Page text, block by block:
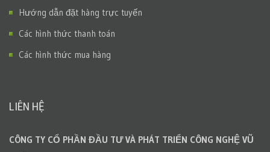
Hướng dẫn đặt hàng trực tuyến
Các hình thức thanh toán
Các hình thức mua hàng
LIÊN HỆ
CÔNG TY CỔ PHẦN ĐẦU TƯ VÀ PHÁT TRIỂN CÔNG NGHỆ VŨ